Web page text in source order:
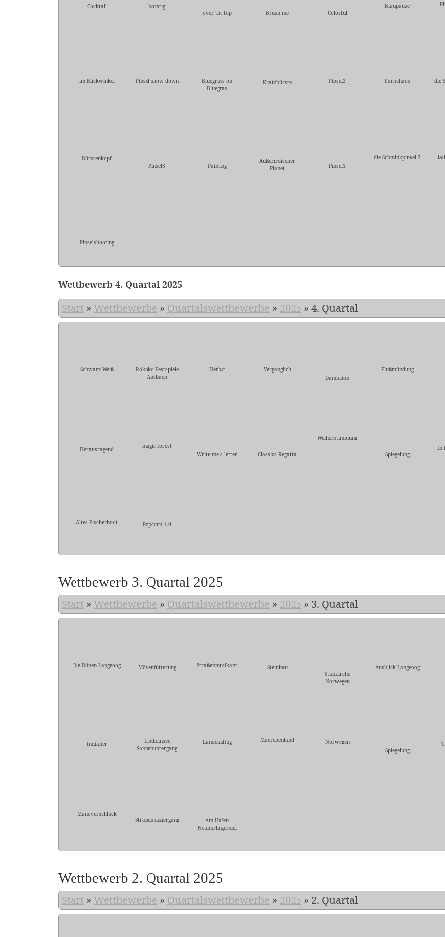
Cocktail
borstig
over the top
Brush me Colorful
Blaupause
im Blickwinkel Pinsel show down
Bluegrass on
Bluegras
Kratzbürste Pinsel2 Farbchaos die
Bürstenkopf
Pinsel3
Painting
Außerirdischer
Planet
Pinsel1
die Schminkpinsel 3
Pinselshooting
Wettbewerb 4. Quartal 2025
Start » Wettbewerbe » Quartalswettbewerbe » 2025 » 4. Quartal
Schwarz-Weiß
Rokoko-Festspiele
Ansbach
Herbst
Vergänglich
Dandelion
Flußmündung
Herausragend
magic forest
Write me a letter
Classics Regatta
Weiherstimmung
Spiegelung
In
Altes Fischerboot Popcorn 1.0
Wettbewerb 3. Quartal 2025
Start » Wettbewerbe » Quartalswettbewerbe » 2025 » 3. Quartal
Die Dünen Langeoog Mövenfütterung Straßenmusikant
Steinbau
Stabkirche
Norwegen
Ausblick Langeoog
Indianer
Lindleinsee
Sonnenuntergang
Landeanflug Maerchenland
Norwegen
Spiegelung
Manöverschluck
Strandspaziergang
Am Hafen
Neuharlingersiel
Wettbewerb 2. Quartal 2025
Start » Wettbewerbe » Quartalswettbewerbe » 2025 » 2. Quartal